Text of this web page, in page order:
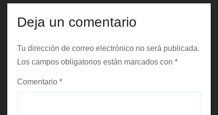
d
a
Deja un comentario
Tu dirección de correo electrónico no será publicada.
Los campos obligatorios están marcados con *
Comentario *